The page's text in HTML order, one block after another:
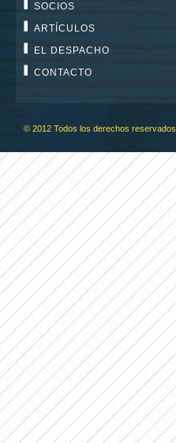
SOCIOS
ARTÍCULOS
EL DESPACHO
CONTACTO
© 2012 Todos los derechos reservados.